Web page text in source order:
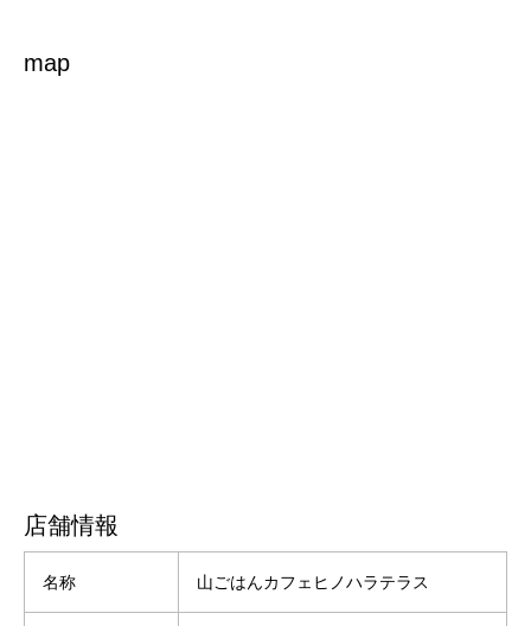
map
店舗情報
名称 山ごはんカフェヒノハラテラス